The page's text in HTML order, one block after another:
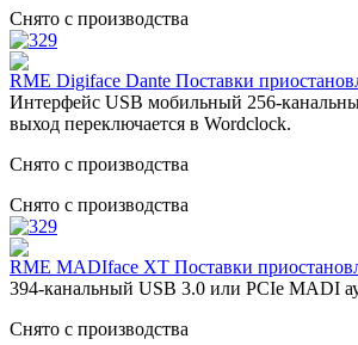
Снято с производства
RME Digiface Dante Поставки
Интерфейс USB мобильный 256-
выход переключается в Wordclock.
Снято с производства
Снято с производства
RME MADIface XT Поставки
394-канальный USB 3.0 или PCIe MADI
Снято с производства